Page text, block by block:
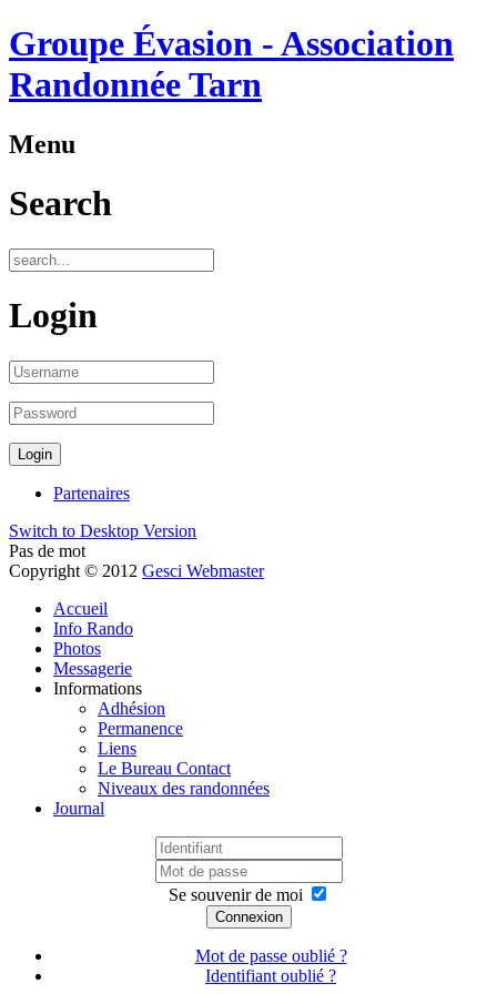
Groupe Évasion - Association
Randonnée Tarn
Menu
Search
Login
Partenaires
Switch to Desktop Version
Pas de mot
Copyright © 2012 Gesci Webmaster
Accueil
Info Rando
Photos
Messagerie
Informations
Adhésion
Permanence
Liens
Le Bureau Contact
Niveaux des randonnées
Journal
Se souvenir de moi
Connexion
Mot de passe oublié ?
Identifiant oublié ?